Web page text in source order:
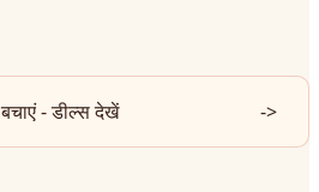
- डील्स देखें ->